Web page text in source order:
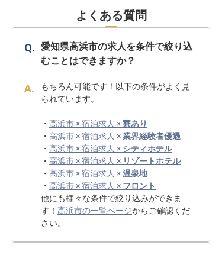
よくある質問
愛知県高浜市の求人を条件で絞り込
むことはできますか？
もちろん可能です！以下の条件がよく見
られています。
・ 高浜市 × 宿泊求人 ×寮あり
・ 高浜市 × 宿泊求人 ×業界経験者優遇
・ 高浜市 × 宿泊求人 × シティホテル
・ 高浜市 × 宿泊求人 × リゾートホテル
・ 高浜市 × 宿泊求人 ×温泉地
・ 高浜市 × 宿泊求人 × フロント
他にも様々な条件で絞り込みができま
す！ 高浜市の一覧ページからご確認くだ
さい。